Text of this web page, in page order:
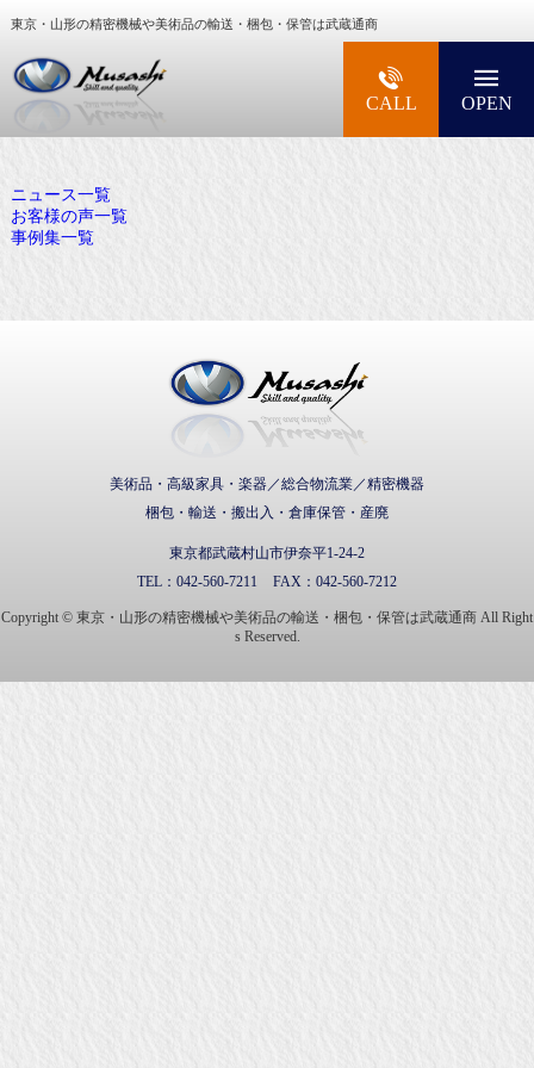
東京・山形の精密機械や美術品の輸送・梱包・保管は武蔵通商
大型精密機械・美術品・高級楽器の梱包・輸送
CALL OPEN
ニュース一覧
お客様の声一覧
事例集一覧
美術品・高級家具・楽器／総合物流業／精密機器
梱包・輸送・搬出入・倉庫保管・産廃
東京都武蔵村山市伊奈平1-24-2
TEL： 042-560-7211 FAX： 042-560-7212
Copyright © 東京・山形の精密機械や美術品の輸送・梱包・保管は武蔵通商 All Right
s Reserved.